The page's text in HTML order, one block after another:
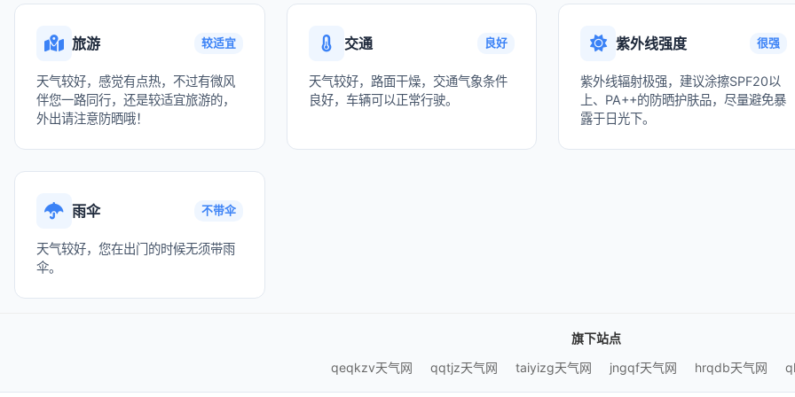
旅游 较适宜
天气较好，感觉有点热，不过有微风
伴您一路同行，还是较适宜旅游的，
外出请注意防晒哦！
交通 良好
天气较好，路面干燥，交通气象条件
良好，车辆可以正常行驶。
紫外线强度 很强
紫外线辐射极强，建议涂擦SPF20以
上、PA++的防晒护肤品，尽量避免暴
露于日光下。
雨伞 不带伞
天气较好，您在出门的时候无须带雨
伞。
旗下站点
qeqkzv天气网
qqtjz天气网 taiyizg天气网 jngqf天气网 hrqdb天气网